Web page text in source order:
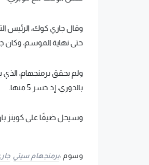
وقال جاري كوك، الرئيس
حتى نهاية الموسم، وكان
بالدوري، إذ خسر 5 منها.
وسيحل ضيفًا على كوينز بارك رينجرز،
وسوم :برمنجهام سيتي